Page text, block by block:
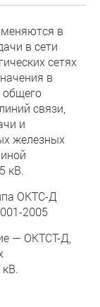
в
в сети
сетях
в
общего
связи,
и
железных
кВ.
ОКТС-Д
2005
— ОКТСТ-Д,